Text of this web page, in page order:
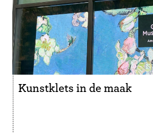
Kunstklets in de maak